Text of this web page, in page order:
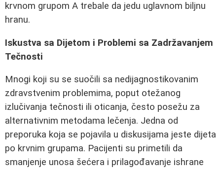
krvnom grupom A trebale da jedu uglavnom biljnu
hranu.
Iskustva sa Dijetom i Problemi sa Zadržavanjem
Tečnosti
Mnogi koji su se suočili sa nedijagnostikovanim
zdravstvenim problemima, poput otežanog
izlučivanja tečnosti ili oticanja, često posežu za
alternativnim metodama lečenja. Jedna od
preporuka koja se pojavila u diskusijama jeste dijeta
po krvnim grupama. Pacijenti su primetili da
smanjenje unosa šećera i prilagođavanje ishrane